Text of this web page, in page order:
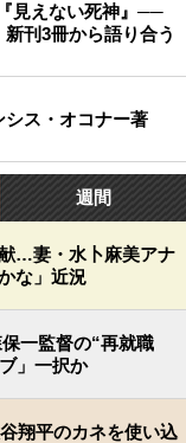
見えない死神』──
刊3冊から語り合う
シス・オコナー著
週間
…妻・水卜麻美アナ
な」近況
一監督の“再就職
」一択か
翔平のカネを使い込